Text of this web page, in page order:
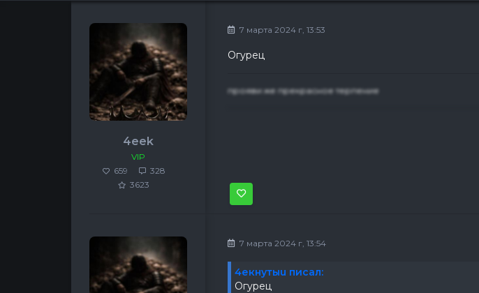
4eek
VIP
659
328
3623
7 марта 2024 г, 13:53
Огурец
прояви же прекрасное терпение
7 марта 2024 г, 13:54
4екнутыu писал:
Огурец